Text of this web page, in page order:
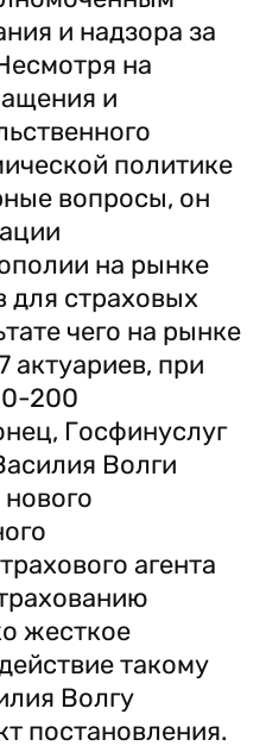
и надзора за
на
и
политике
вопросы, он
на рынке
для страховых
чего на рынке
актуариев, при
200
Госфинуслуг
Волги
агента
жесткое
такому
Волгу
постановления.